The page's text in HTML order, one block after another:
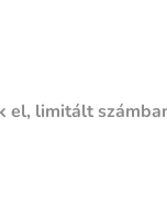
limitált